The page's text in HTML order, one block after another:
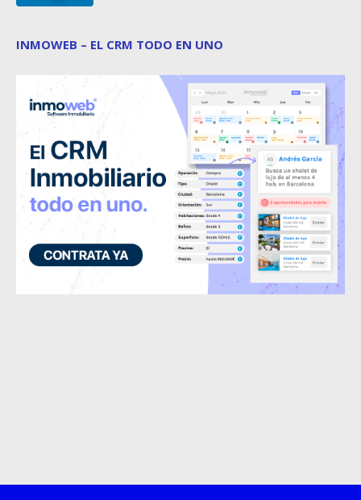
INMOWEB – EL CRM TODO EN UNO